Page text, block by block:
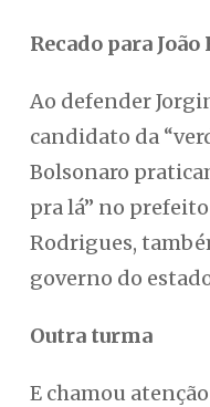
Recado para
Ao defender
candidato da
Bolsonaro
pra lá” no prefeito
Rodrigues,
governo do
Outra turma
E chamou